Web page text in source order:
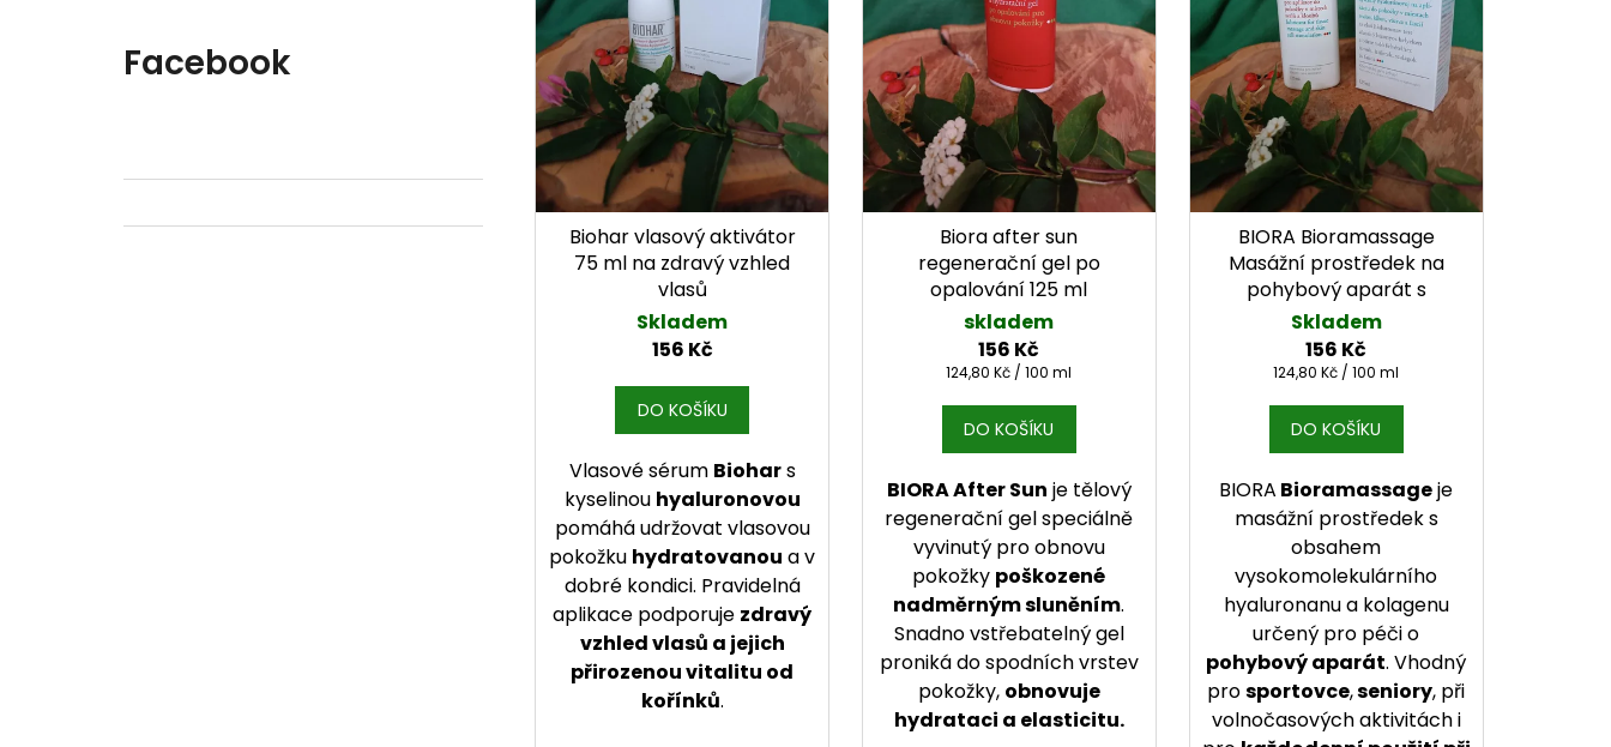
Facebook
Biohar vlasový aktivátor
75 ml na zdravý vzhled
vlasů
Skladem
156 Kč
DO KOŠÍKU
Vlasové sérum Biohars
kyselinou hyaluronovou
pomáhá udržovat vlasovou
pokožku hydratovanou a v
dobré kondici. Pravidelná
aplikace podporuje zdravý
vzhled vlasů a jejich
přirozenou vitalitu od
kořínků.
Biora after sun
regenerační gel po
opalování 125 ml
skladem
156 Kč
Měrná cena:
124,80 Kč / 100 ml
DO KOŠÍKU
BIORA After Sun je tělový
regenerační gel speciálně
vyvinutý pro obnovu
pokožky poškozené
nadměrným sluněním.
Snadno vstřebatelný gel
proniká do spodních vrstev
pokožky, obnovuje
hydrataci a elasticitu.
BIORA Bioramassage
Masážní prostředek na
pohybový aparát s
hyaluronanem 125 ml
Skladem
156 Kč
Měrná cena:
124,80 Kč / 100 ml
DO KOŠÍKU
BIORA Bioramassageje
masážní prostředek s
obsahem
vysokomolekulárního
hyaluronanu a kolagenu
určený pro péči o
pohybový aparát. Vhodný
prosportovce,seniory, při
volnočasových aktivitách i